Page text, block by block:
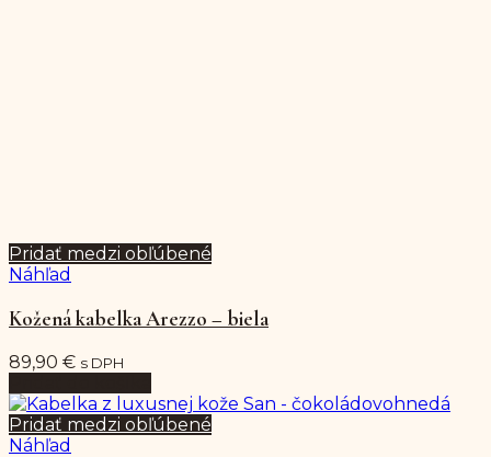
Pridať medzi obľúbené
Náhľad
Kožená kabelka Arezzo – biela
89,90 € s DPH
Pridať medzi obľúbené
Náhľad